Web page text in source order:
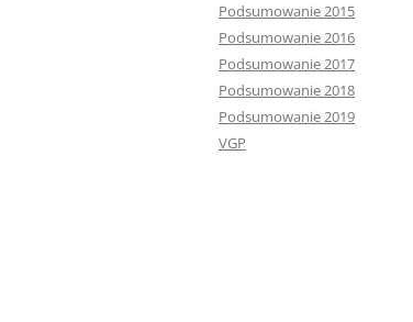
Podsumowanie 2015
Podsumowanie 2016
Podsumowanie 2017
Podsumowanie 2018
Podsumowanie 2019
VGP